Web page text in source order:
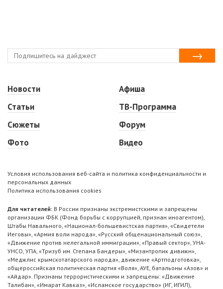
Новости
Статьи
Сюжеты
Фото
Афиша
ТВ-Программа
Форум
Видео
Условия использования веб-сайта и политика конфиденциальности и
персональных данных
Политика использования cookies
Для читателей: В России признаны экстремистскими и запрещены
организации ФБК (Фонд борьбы с коррупцией, признан иноагентом),
Штабы Навального, «Национал-большевистская партия», «Свидетели
Иеговы», «Армия воли народа», «Русский общенациональный союз»,
«Движение против нелегальной иммиграции», «Правый сектор», УНА-
УНСО, УПА, «Тризуб им. Степана Бандеры», «Мизантропик дивижн»,
«Меджлис крымскотатарского народа», движение «Артподготовка»,
общероссийская политическая партия «Воля», АУЕ, батальоны «Азов» и
«Айдар». Признаны террористическими и запрещены: «Движение
Талибан», «Имарат Кавказ», «Исламское государство» (ИГ, ИГИЛ),